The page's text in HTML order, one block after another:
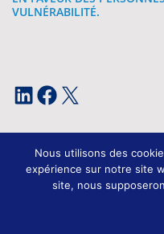
VULNÉRABILITÉ.
LinkedIn Facebook X
Mentions légales
Conception et
Nous utilisons des
expérience sur notre site
site, nous